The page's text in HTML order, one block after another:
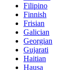
Filipino
Finnish
Frisian
Galician
Georgian
Gujarati
Haitian
Hausa